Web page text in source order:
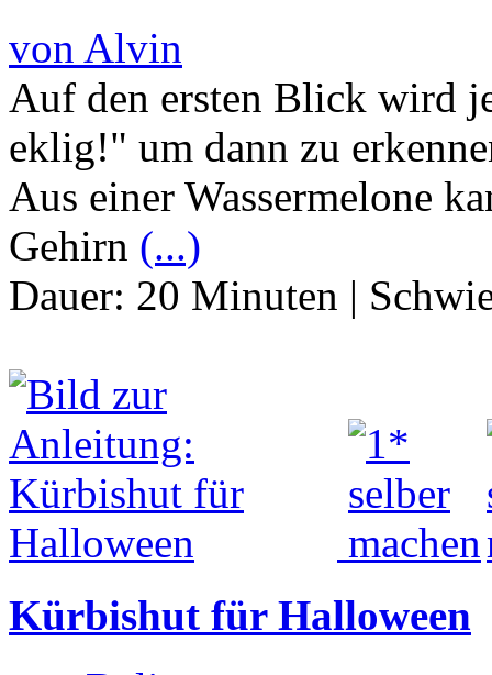
von Alvin
Auf den ersten Blick wird
eklig!" um dann zu
Aus einer Wassermelone
Gehirn (...)
Dauer: 20 Minuten |
Kürbishut für Halloween